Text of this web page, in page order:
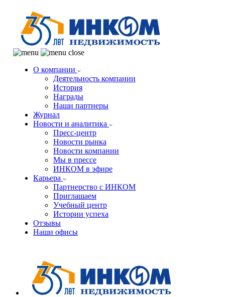
О компании
Деятельность компании
История
Награды
Наши партнеры
Журнал
Новости и аналитика
Пресс-центр
Новости рынка
Новости компании
Мы в прессе
ИНКОМ в эфире
Карьера
Партнерство с ИНКОМ
Приглашаем
Учебный центр
Истории успеха
Отзывы
Наши офисы